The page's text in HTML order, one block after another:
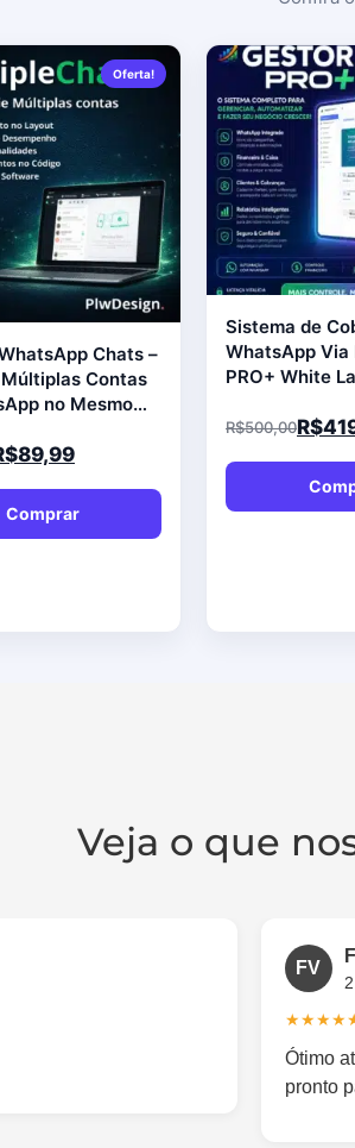
Oferta!
Chats –
Contas
no Mesmo
89,99
Comprar
Sistema de
WhatsApp Via
PRO+ White
R$500,00R$
Veja o que
FV
Ótimo
pronto